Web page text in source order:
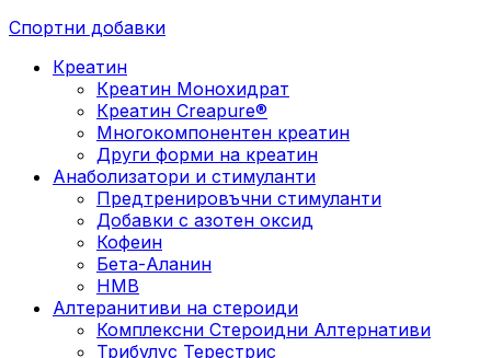
Спортни добавки
Креатин
Креатин Монохидрат
Креатин Creapure®
Многокомпонентен креатин
Други форми на креатин
Анаболизатори и стимуланти
Предтренировъчни стимуланти
Добавки с азотен оксид
Кофеин
Бета-Аланин
HMB
Алтеранитиви на стероиди
Комплексни Стероидни Алтернативи
Трибулус Терестрис